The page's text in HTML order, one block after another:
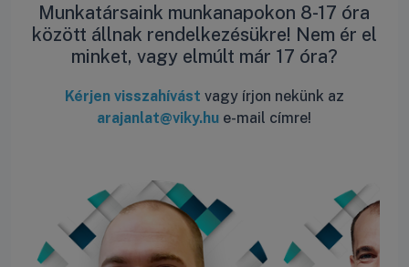
Munkatársaink munkanapokon 8-17 óra
között állnak rendelkezésükre! Nem ér el
minket, vagy elmúlt már 17 óra?
Kérjen visszahívást vagy írjon nekünk az
arajanlat@viky.hu e-mail címre!